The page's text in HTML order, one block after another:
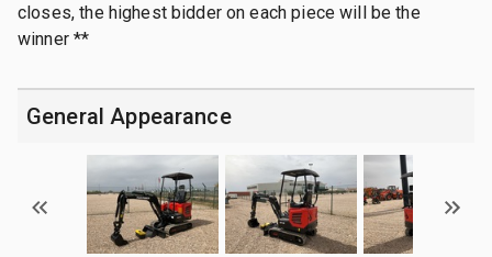
closes, the highest bidder on each piece will be the
winner **
General Appearance